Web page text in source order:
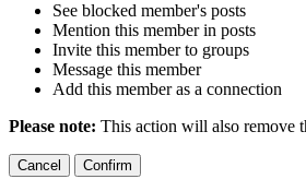
See blocked member's posts
Mention this member in posts
Invite this member to groups
Message this member
Add this member as a connection
Please note: This action will also remove
Confirm